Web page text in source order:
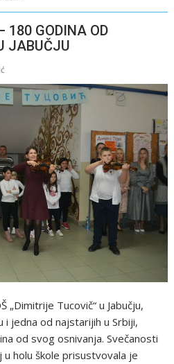
180 GODINA OD
JABUČJU
„Dimitrije Tucovič“ u Jabučju,
i jedna od najstarijih u Srbiji,
od svog osnivanja. Svečanosti
holu škole prisustvovala je